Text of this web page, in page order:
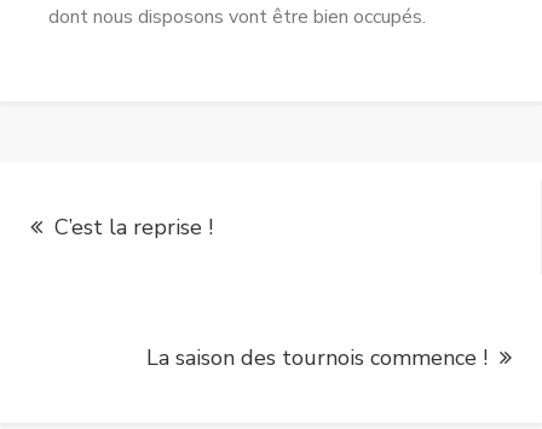
dont nous disposons vont être bien occupés.
C’est la reprise !
La saison des tournois commence !